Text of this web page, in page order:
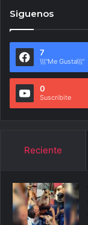
Siguenos
7
\\\"Me Gusta\\\"
0
Suscribite
Reciente